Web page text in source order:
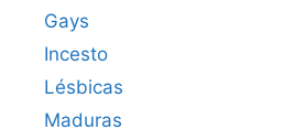
Gays
Incesto
Lésbicas
Maduras